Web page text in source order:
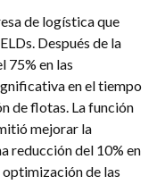
de logística que
Después de la
75% en las
en el tiempo
de flotas. La función
mejorar la
reducción del 10% en
de las